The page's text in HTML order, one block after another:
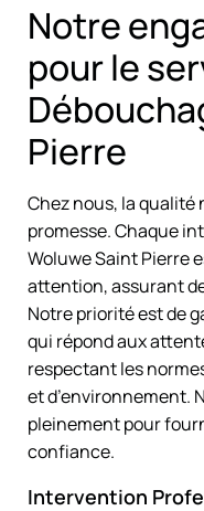
Notre
pour le
Pierre
Chez nous, la qualité
promesse. Chaque
Woluwe Saint Pierre
attention, assurant
Notre priorité est de
qui répond aux
respectant les
et d’environnement.
pleinement pour
confiance.
Intervention